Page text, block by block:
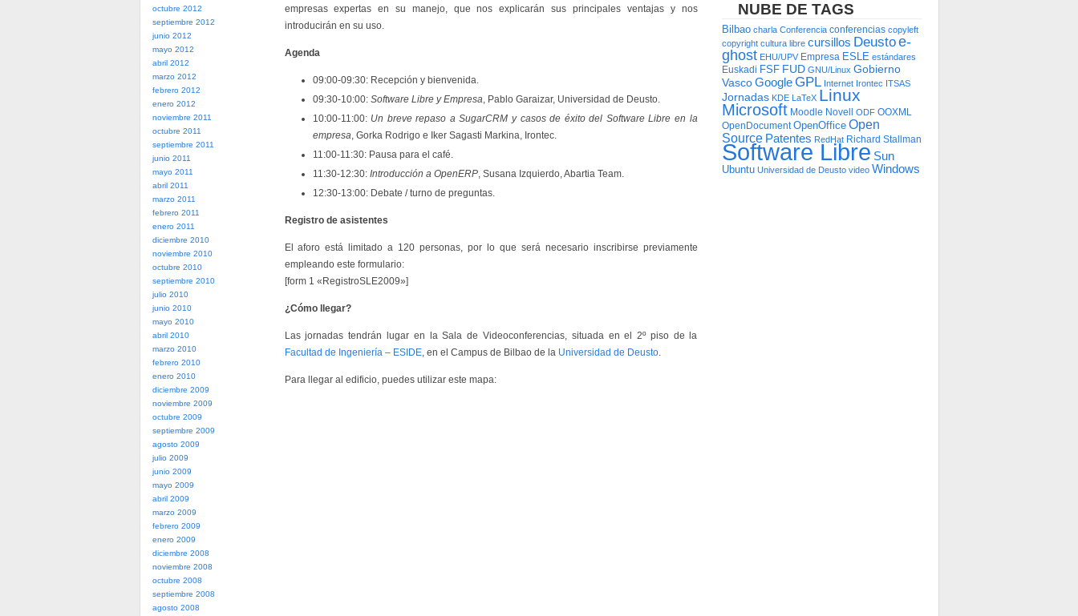
octubre 2012
septiembre 2012
junio 2012
mayo 2012
abril 2012
marzo 2012
febrero 2012
enero 2012
noviembre 2011
octubre 2011
septiembre 2011
junio 2011
mayo 2011
abril 2011
marzo 2011
febrero 2011
enero 2011
diciembre 2010
noviembre 2010
octubre 2010
septiembre 2010
julio 2010
junio 2010
mayo 2010
abril 2010
marzo 2010
febrero 2010
enero 2010
diciembre 2009
noviembre 2009
octubre 2009
septiembre 2009
agosto 2009
julio 2009
junio 2009
mayo 2009
abril 2009
marzo 2009
febrero 2009
enero 2009
diciembre 2008
noviembre 2008
octubre 2008
septiembre 2008
agosto 2008
empresas expertas en su manejo, que nos explicarán sus principales ventajas y nos
introducirán en su uso.
Agenda
09:00-09:30: Recepción y bienvenida.
09:30-10:00: Software Libre y Empresa, Pablo Garaizar, Universidad de Deusto.
10:00-11:00: Un breve repaso a SugarCRM y casos de éxito del Software Libre en la
empresa, Gorka Rodrigo e Iker Sagasti Markina, Irontec.
11:00-11:30: Pausa para el café.
11:30-12:30: Introducción a OpenERP, Susana Izquierdo, Abartia Team.
12:30-13:00: Debate / turno de preguntas.
Registro de asistentes
El aforo está limitado a 120 personas, por lo que será necesario inscribirse previamente
empleando este formulario:
[form 1 «RegistroSLE2009»]
¿Cómo llegar?
Las jornadas tendrán lugar en la Sala de Videoconferencias, situada en el 2º piso de la
Facultad de Ingeniería – ESIDE, en el Campus de Bilbao de la Universidad de Deusto.
Para llegar al edificio, puedes utilizar este mapa:
NUBE DE TAGS
Bilbao charla Conferencia conferencias copyleft
copyright cultura libre cursillos Deustoe-
ghost EHU/UPV Empresa ESLE estándares
Euskadi FSF FUD GNU/Linux Gobierno
Vasco Google GPL Internet Irontec ITSAS
Jornadas KDE LaTeX Linux
Microsoft Moodle Novell ODF OOXML
OpenDocument OpenOffice Open
Source Patentes RedHat Richard Stallman
Software Libre Sun
Ubuntu Universidad de Deusto video Windows